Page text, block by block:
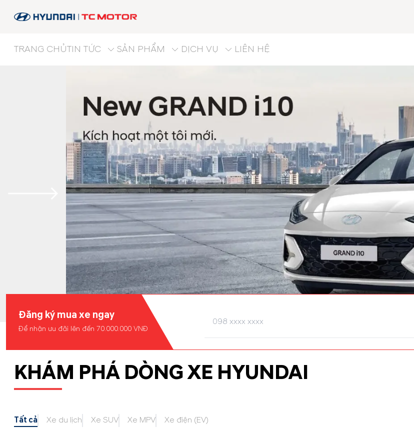
TRANG CHỦTIN TỨC SẢN PHẨM DỊCH VỤ LIÊN HỆ
Đăng ký mua xe ngay
Để nhận ưu đãi lên đến 70.000.000 VNĐ
KHÁM PHÁ DÒNG XE HYUNDAI
Tất cả Xe du lịch Xe SUV Xe MPV Xe điện (EV)